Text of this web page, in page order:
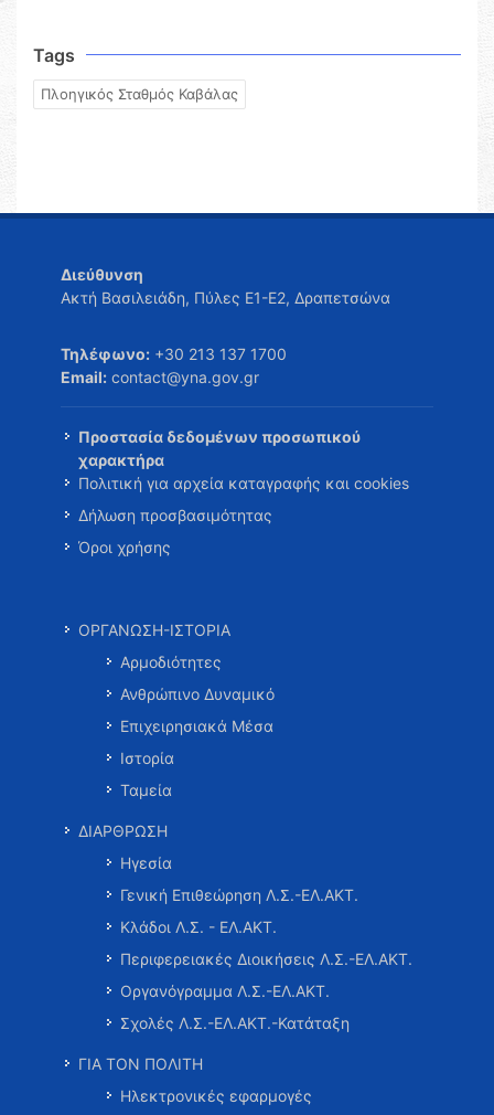
Tags
Πλοηγικός Σταθμός Καβάλας
Διεύθυνση
Ακτή Βασιλειάδη, Πύλες Ε1-Ε2, Δραπετσώνα
Τηλέφωνο: +30 213 137 1700
Email: contact@yna.gov.gr
Προστασία δεδομένων προσωπικού
χαρακτήρα
Πολιτική για αρχεία καταγραφής και cookies
Δήλωση προσβασιμότητας
Όροι χρήσης
ΟΡΓΑΝΩΣΗ-ΙΣΤΟΡΙΑ
Αρμοδιότητες
Ανθρώπινο Δυναμικό
Επιχειρησιακά Μέσα
Ιστορία
Ταμεία
ΔΙΑΡΘΡΩΣΗ
Ηγεσία
Γενική Επιθεώρηση Λ.Σ.-ΕΛ.ΑΚΤ.
Κλάδοι Λ.Σ. - ΕΛ.ΑΚΤ.
Περιφερειακές Διοικήσεις Λ.Σ.-ΕΛ.ΑΚΤ.
Οργανόγραμμα Λ.Σ.-ΕΛ.ΑΚΤ.
Σχολές Λ.Σ.-ΕΛ.ΑΚΤ.-Κατάταξη
ΓΙΑ ΤΟΝ ΠΟΛΙΤΗ
Ηλεκτρονικές εφαρμογές